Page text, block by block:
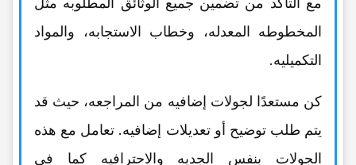
المخطوطه المعدله، وخطاب الاستجابه، والمواد
التکمیلیه.
کن مستعدًا لجولات إضافیه من المراجعه، حیث قد
یتم طلب توضیح أو تعدیلات إضافیه. تعامل مع هذه
الجولات بنفس الجدیه والاحترافیه کما فی